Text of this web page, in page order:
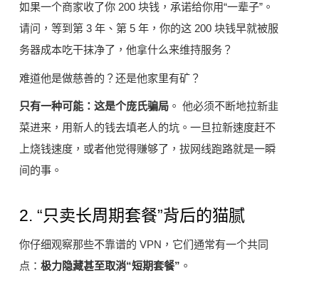
如果一个商家收了你 200 块钱，承诺给你用“一辈子”。
请问，等到第 3 年、第 5 年，你的这 200 块钱早就被服
务器成本吃干抹净了，他拿什么来维持服务？
难道他是做慈善的？还是他家里有矿？
只有一种可能：这是个庞氏骗局 。 他必须不断地拉新韭
菜进来，用新人的钱去填老人的坑。一旦拉新速度赶不
上烧钱速度，或者他觉得赚够了，拔网线跑路就是一瞬
间的事。
2. “只卖长周期套餐”背后的猫腻
你仔细观察那些不靠谱的 VPN，它们通常有一个共同
点：极力隐藏甚至取消“短期套餐” 。